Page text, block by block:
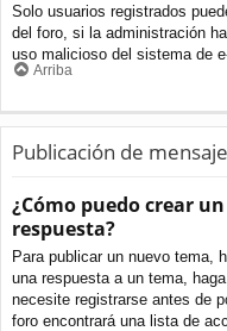
Solo usuarios registrados
del foro, si la administración
uso malicioso del sistema de
Arriba
Publicación de
¿Cómo puedo crear
respuesta?
Para publicar un nuevo tema,
una respuesta a un tema,
necesite registrarse antes de
foro encontrará una lista de